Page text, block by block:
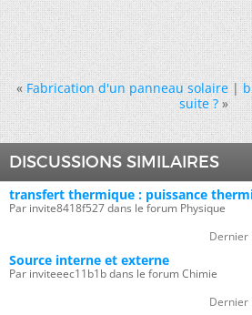
« Fabrication d'un panneau solaire|
suite ? »
DISCUSSIONS SIMILAIRES
transfert thermique : puissance
Par invite8418f527 dans le forum Physique
Dernier
Source interne et externe
Par inviteeec11b1b dans le forum Chimie
Dernier